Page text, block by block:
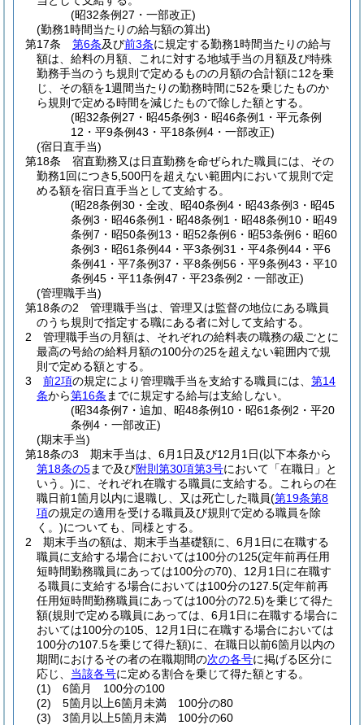
(昭32条例27・一部改正)
(勤務1時間当たりの給与額の算出)
第17条
第6条及び前3条に規定する勤務1時間当たりの給与
額は、給料の月額、これに対する地域手当の月額及び特殊
勤務手当のうち規則で定めるものの月額の合計額に12を乗
じ、その額を1週間当たりの勤務時間に52を乗じたものか
ら規則で定める時間を減じたもので除した額とする。
(昭32条例27・昭45条例3・昭46条例1・平元条例
12・平9条例43・平18条例4・一部改正)
(宿日直手当)
第18条
宿直勤務又は日直勤務を命ぜられた職員には、その
勤務1回につき5,500円を超えない範囲内において規則で定
める額を宿日直手当として支給する。
(昭28条例30・全改、昭40条例4・昭43条例3・昭45
条例3・昭46条例1・昭48条例1・昭48条例10・昭49
条例7・昭50条例13・昭52条例6・昭53条例6・昭60
条例3・昭61条例44・平3条例31・平4条例44・平6
条例41・平7条例37・平8条例56・平9条例43・平10
条例45・平11条例47・平23条例2・一部改正)
(管理職手当)
第18条の2
管理職手当は、管理又は監督の地位にある職員
のうち規則で指定する職にある者に対して支給する。
2
管理職手当の月額は、それぞれの給料表の職務の級ごとに
最高の号給の給料月額の100分の25を超えない範囲内で規
則で定める額とする。
3
前2項の規定により管理職手当を支給する職員には、 第14
条から第16条 までに規定する給与は支給しない。
(昭34条例7・追加、昭48条例10・昭61条例2・平20
条例4・一部改正)
(期末手当)
第18条の3
期末手当は、6月1日及び12月1日(以下本条から
第18条の5まで及び附則第30項第3号において「在職日」と
いう。)に、それぞれ在職する職員に支給する。
これらの在
職日前1箇月以内に退職し、又は死亡した職員(第19条第8
項の規定の適用を受ける職員及び規則で定める職員を除
く。)についても、同様とする。
2
期末手当の額は、期末手当基礎額に、6月1日に在職する
職員に支給する場合においては100分の125(定年前再任用
短時間勤務職員にあっては100分の70) 、12月1日に在職す
る職員に支給する場合においては100分の127.5(定年前再
任用短時間勤務職員にあっては100分の72.5)を乗じて得た
額(規則で定める職員にあっては、6月1日に在職する場合に
おいては100分の105、12月1日に在職する場合においては
100分の107.5を乗じて得た額)に、在職日以前6箇月以内の
期間におけるその者の在職期間の次の各号に掲げる区分に
応じ、 当該各号に定める割合を乗じて得た額とする。
(1)
6箇月 100分の100
(2)
5箇月以上6箇月未満 100分の80
(3)
3箇月以上5箇月未満 100分の60